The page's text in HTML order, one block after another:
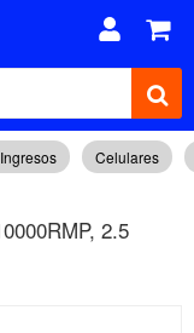
Celulares
2.5